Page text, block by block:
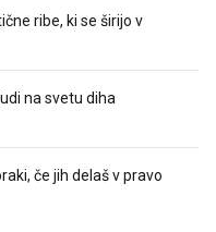
ribe, ki se širijo v
na svetu diha
če jih delaš v pravo